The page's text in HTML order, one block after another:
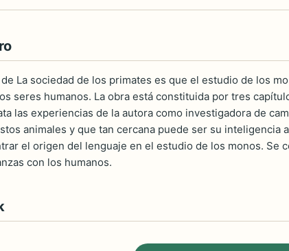
La sociedad de los primates es que el estudio de los
seres humanos. La obra está constituida por tres
las experiencias de la autora como investigadora de
animales y que tan cercana puede ser su inteligencia
el origen del lenguaje en el estudio de los monos. Se
con los humanos.